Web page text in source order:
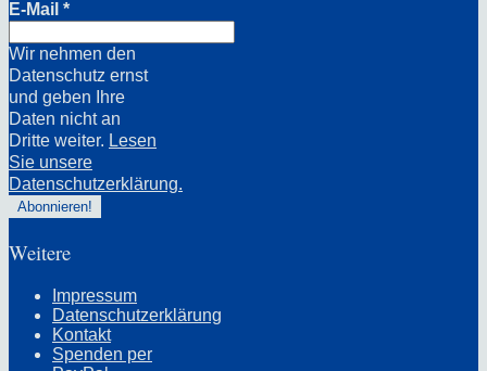
E-Mail *
Wir nehmen den
Datenschutz ernst
und geben Ihre
Daten nicht an
Dritte weiter. Lesen
Sie unsere
Datenschutzerklärung.
Weitere
Impressum
Datenschutzerklärung
Kontakt
Spenden per